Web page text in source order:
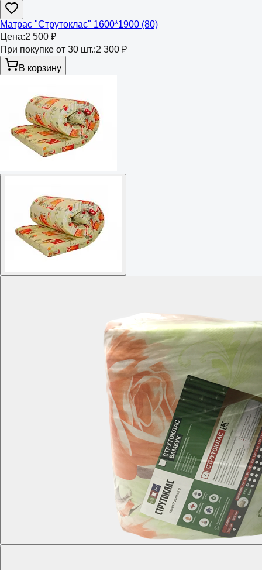
Матрас "Струтоклас" 1600*1900 (80)
Цена:2 500 ₽
При покупке от 30 шт.:2 300 ₽
В корзину